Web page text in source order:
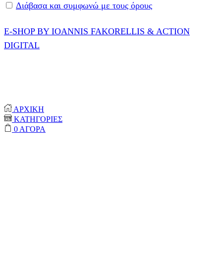
Διάβασα και συμφωνώ με τους όρους
E-SHOP BY IOANNIS FAKORELLIS & ACTION
DIGITAL
ΑΡΧΙΚΗ
ΚΑΤΗΓΟΡΙΕΣ
0 ΑΓΟΡΑ